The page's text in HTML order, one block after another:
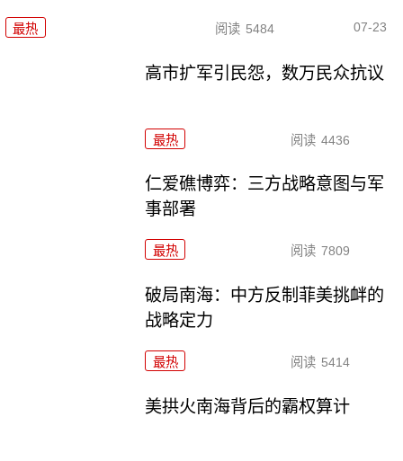
最热 阅读 5484 07-23
高市扩军引民怨，数万民众抗议
最热 阅读 4436
仁爱礁博弈：三方战略意图与军
事部署
最热 阅读 7809
破局南海：中方反制菲美挑衅的
战略定力
最热 阅读 5414
美拱火南海背后的霸权算计